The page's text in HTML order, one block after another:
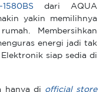
dari AQUA
yakin memilihnya
Membersihkan
energi jadi tak
siap sedia di
hanya di official store